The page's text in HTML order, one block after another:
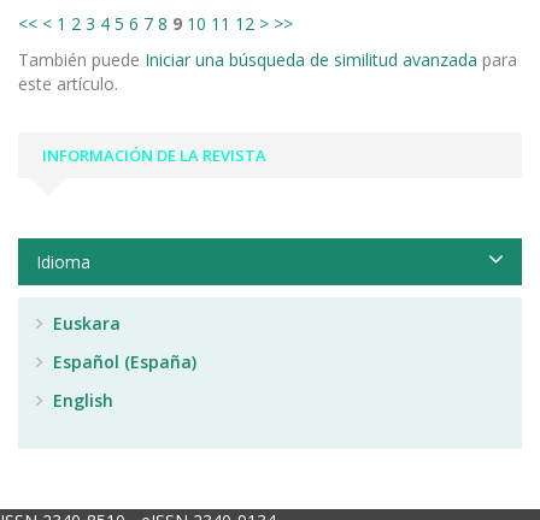
<< < 1 2 3 4 5 6 7 8 9 10 11 12 > >>
También puede Iniciar una búsqueda de similitud avanzada para
este artículo.
INFORMACIÓN DE LA REVISTA
Idioma
Euskara
Español (España)
English